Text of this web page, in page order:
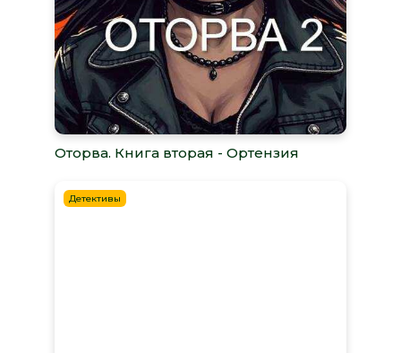
Оторва. Книга вторая - Ортензия
Детективы